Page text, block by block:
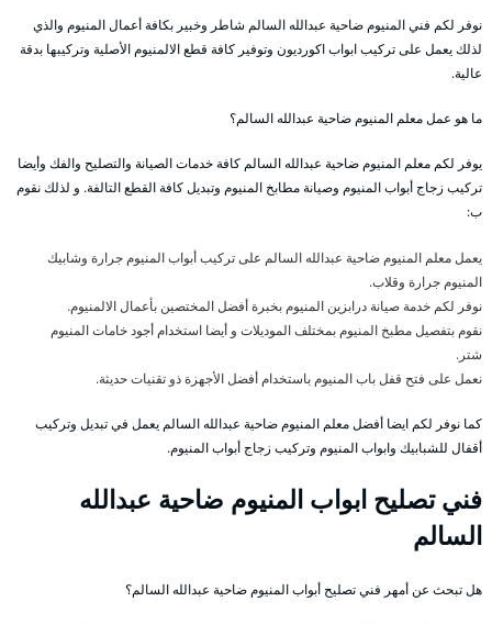
نوفر لكم فني المنيوم ضاحية عبدالله السالم شاطر وخبير بكافة أعمال المنيوم والذي
لذلك يعمل على تركيب ابواب اكورديون وتوفير كافة قطع الالمنيوم الأصلية وتركيبها بدقة
عالية.
ما هو عمل معلم المنيوم ضاحية عبدالله السالم؟
يوفر لكم معلم المنيوم ضاحية عبدالله السالم كافة خدمات الصيانة والتصليح والفك وأيضا
تركيب زجاج أبواب المنيوم وصيانة مطابخ المنيوم وتبديل كافة القطع التالفة. و لذلك نقوم
ب:
يعمل معلم المنيوم ضاحية عبدالله السالم على تركيب أبواب المنيوم جرارة وشابيك
المنيوم جرارة وقلاب.
نوفر لكم خدمة صيانة درابزين المنيوم بخبرة أفضل المختصين بأعمال الالمنيوم.
نقوم بتفصيل مطبخ المنيوم بمختلف الموديلات و أيضا استخدام أجود خامات المنيوم
شتر.
نعمل على فتح قفل باب المنيوم باستخدام أفضل الأجهزة ذو تقنيات حديثة.
كما نوفر لكم ايضا أفضل معلم المنيوم ضاحية عبدالله السالم يعمل في تبديل وتركيب
أقفال للشبابيك وابواب المنيوم وتركيب زجاج أبواب المنيوم.
فني تصليح ابواب المنيوم ضاحية عبدالله
السالم
هل تبحث عن أمهر فني تصليح أبواب المنيوم ضاحية عبدالله السالم؟